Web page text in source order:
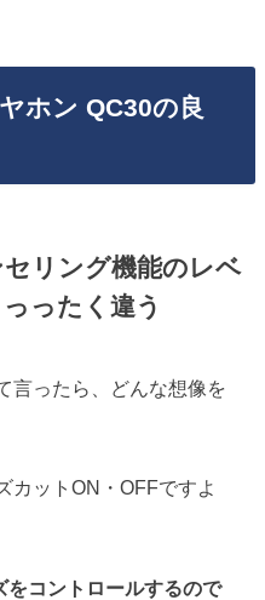
ホン QC30の良
リング機能のレベ
ったく違う
言ったら、どんな想像を
カットON・OFFですよ
をコントロールするので